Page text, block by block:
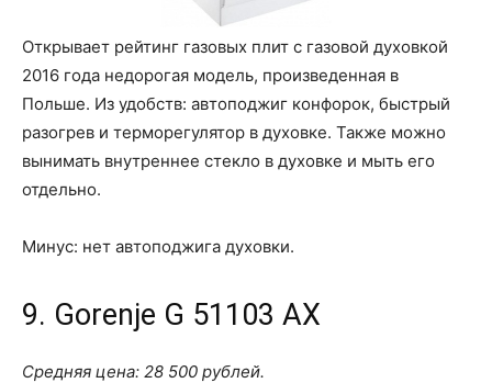
Открывает рейтинг газовых плит с газовой духовкой
2016 года недорогая модель, произведенная в
Польше. Из удобств: автоподжиг конфорок, быстрый
разогрев и терморегулятор в духовке. Также можно
вынимать внутреннее стекло в духовке и мыть его
отдельно.
Минус: нет автоподжига духовки.
9. Gorenje G 51103 AX
Средняя цена: 28 500 рублей.